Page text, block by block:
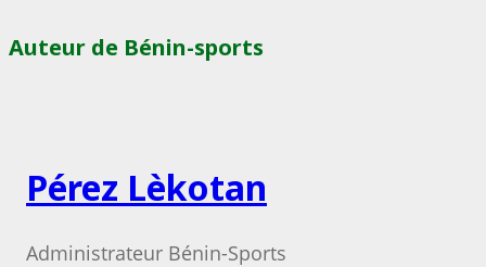
Auteur de Bénin-sports
Pérez Lèkotan
Administrateur Bénin-Sports